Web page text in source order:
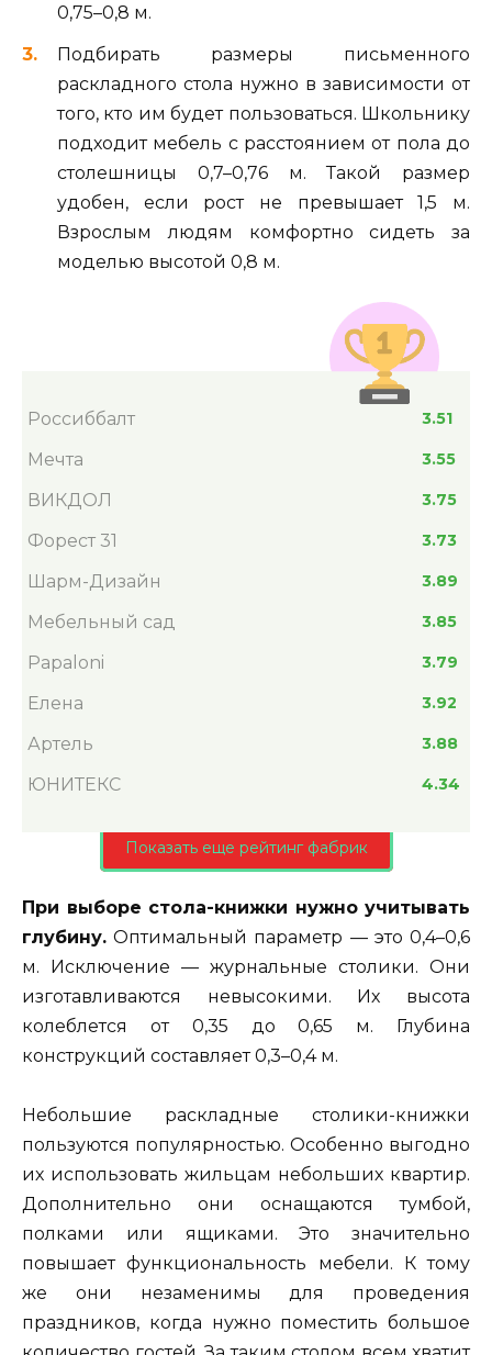
0,75–0,8 м.
Подбирать размеры письменного
раскладного стола нужно в зависимости от
того, кто им будет пользоваться. Школьнику
подходит мебель с расстоянием от пола до
столешницы 0,7–0,76 м. Такой размер
удобен, если рост не превышает 1,5 м.
Взрослым людям комфортно сидеть за
моделью высотой 0,8 м.
Россиббалт 3.51
Мечта 3.55
ВИКДОЛ 3.75
Форест 31 3.73
Шарм-Дизайн 3.89
Мебельный сад 3.85
Papaloni 3.79
Елена 3.92
Артель 3.88
ЮНИТЕКС 4.34
Показать еще рейтинг фабрик
При выборе стола-книжки нужно учитывать
глубину. Оптимальный параметр — это 0,4–0,6
м. Исключение — журнальные столики. Они
изготавливаются невысокими. Их высота
колеблется от 0,35 до 0,65 м. Глубина
конструкций составляет 0,3–0,4 м.
Небольшие раскладные столики-книжки
пользуются популярностью. Особенно выгодно
их использовать жильцам небольших квартир.
Дополнительно они оснащаются тумбой,
полками или ящиками. Это значительно
повышает функциональность мебели. К тому
же они незаменимы для проведения
праздников, когда нужно поместить большое